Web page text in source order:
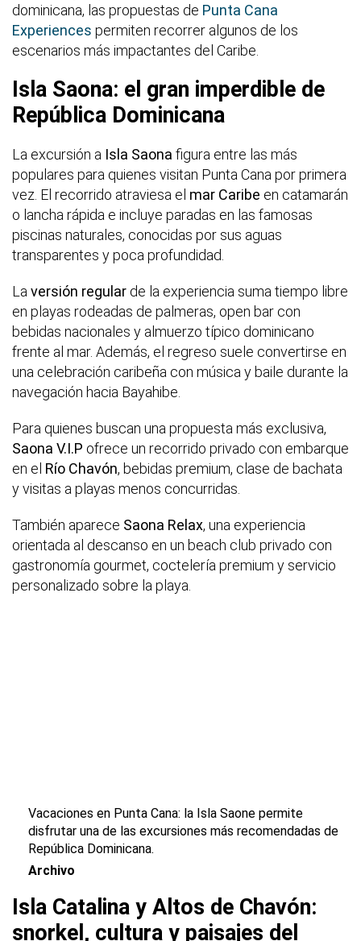
dominicana, las propuestas de Punta Cana
Experiences permiten recorrer algunos de los
escenarios más impactantes del Caribe.
Isla Saona: el gran imperdible de
República Dominicana
La excursión a Isla Saona figura entre las más
populares para quienes visitan Punta Cana por primera
vez. El recorrido atraviesa el mar Caribe en catamarán
o lancha rápida e incluye paradas en las famosas
piscinas naturales, conocidas por sus aguas
transparentes y poca profundidad.
La versión regular de la experiencia suma tiempo libre
en playas rodeadas de palmeras, open bar con
bebidas nacionales y almuerzo típico dominicano
frente al mar. Además, el regreso suele convertirse en
una celebración caribeña con música y baile durante la
navegación hacia Bayahibe.
Para quienes buscan una propuesta más exclusiva,
Saona V.I.P ofrece un recorrido privado con embarque
en el Río Chavón, bebidas premium, clase de bachata
y visitas a playas menos concurridas.
También aparece Saona Relax, una experiencia
orientada al descanso en un beach club privado con
gastronomía gourmet, coctelería premium y servicio
personalizado sobre la playa.
Vacaciones en Punta Cana: la Isla Saone permite
disfrutar una de las excursiones más recomendadas de
República Dominicana.
Archivo
Isla Catalina y Altos de Chavón:
snorkel, cultura y paisajes del